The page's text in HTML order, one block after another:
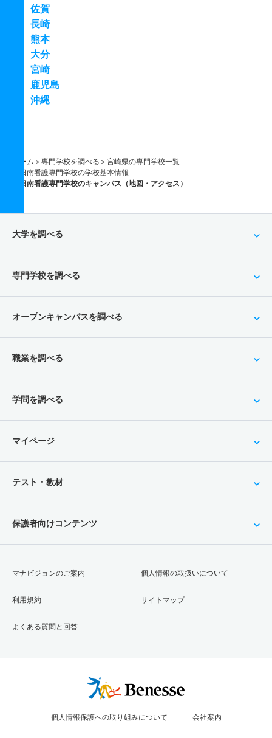
佐賀
長崎
熊本
大分
宮崎
鹿児島
沖縄
ホーム 専門学校を調べる
宮崎県の専門学校一覧
日南看護専門学校の学校基本情報
日南看護専門学校のキャンパス（地図・アクセス）
大学を調べる
専門学校を調べる
オープンキャンパスを調べる
職業を調べる
学問を調べる
マイページ
テスト・教材
保護者向けコンテンツ
マナビジョンのご案内
利用規約
よくある質問と回答
個人情報の取扱いについて
サイトマップ
個人情報保護への取り組みについて 会社案内